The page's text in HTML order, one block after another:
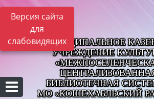
Версия сайта
для
слабовидящихМУНИЦИПАЛЬНОЕ
УЧРЕЖДЕНИЕ
БИБЛИОТЕЧНАЯ
МО «КОШЕХАБЛЬСКИЙ